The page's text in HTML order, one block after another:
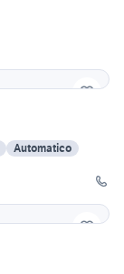
Automatico